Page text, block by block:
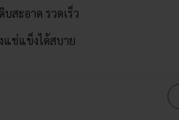
สะอาด รวดเร็ว
แช่แข็งได้สบาย